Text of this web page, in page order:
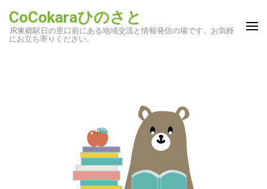
ン
テ
CoCokaraひのさと
JR東郷駅日の里口前にある地域交流と情報発信の場です。お気軽
にお立ち寄りください。